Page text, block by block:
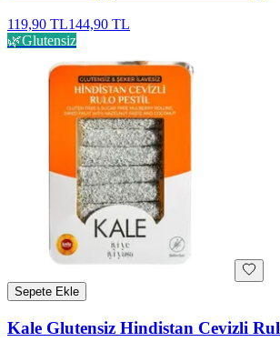
119,90 TL144,90 TL
🌿Glutensiz
Sepete Ekle
Kale Glutensiz Hindistan Cevizli